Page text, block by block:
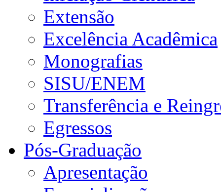
Extensão
Excelência Acadêmica
Monografias
SISU/ENEM
Transferência e
Egressos
Pós-Graduação
Apresentação